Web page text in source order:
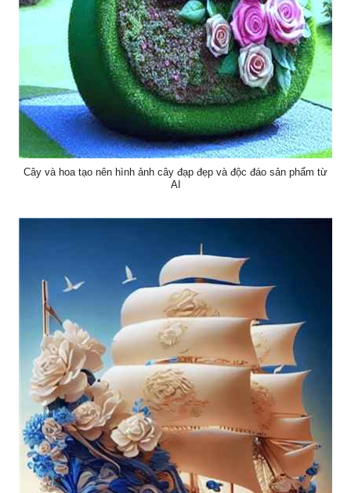
Cây và hoa tạo nên hình ảnh cây đạp đẹp và độc đáo sản phẩm từ
AI